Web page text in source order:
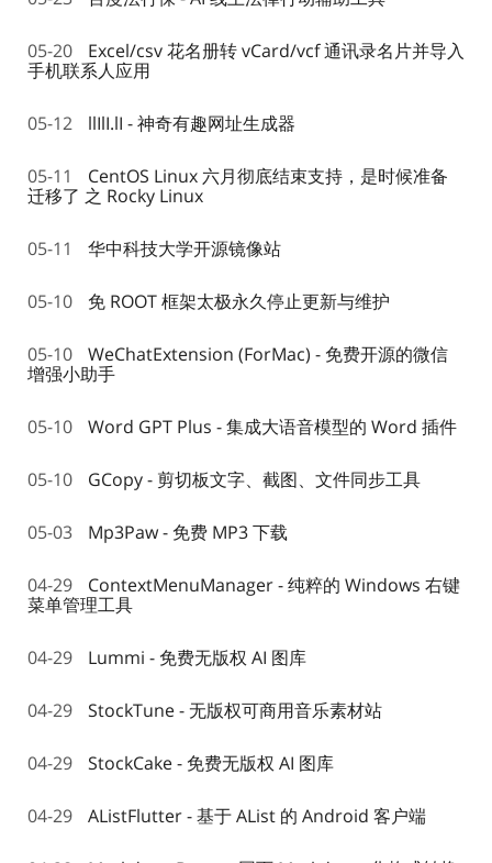
05-20
Excel/csv 花名册转 vCard/vcf 通讯录名片并导入
手机联系人应用
05-12 llIlI.lI - 神奇有趣网址生成器
05-11
CentOS Linux 六月彻底结束支持，是时候准备
迁移了 之 Rocky Linux
05-11 华中科技大学开源镜像站
05-10 免 ROOT 框架太极永久停止更新与维护
05-10
WeChatExtension (ForMac) - 免费开源的微信
增强小助手
05-10 Word GPT Plus - 集成大语音模型的 Word 插件
05-10 GCopy - 剪切板文字、截图、文件同步工具
05-03 Mp3Paw - 免费 MP3 下载
04-29
ContextMenuManager - 纯粹的 Windows 右键
菜单管理工具
04-29 Lummi - 免费无版权 AI 图库
04-29 StockTune - 无版权可商用音乐素材站
04-29 StockCake - 免费无版权 AI 图库
04-29 AListFlutter - 基于 AList 的 Android 客户端